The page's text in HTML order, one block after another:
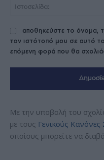
αποθηκεύστε το όνομα,
τον ιστότοπό μου σε αυτό
επόμενη φορά που θα
Με την υποβολή του
με τους Γενικούς
οποίους μπορείτε να